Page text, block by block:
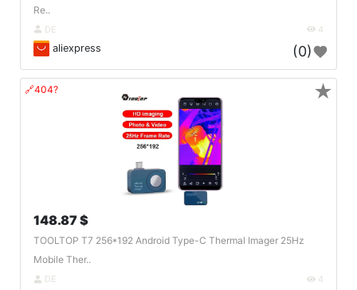
Re..
DE 4
aliexpress (0)
🔗404?
148.87 $
TOOLTOP T7 256*192 Android Type-C Thermal Imager 25Hz
Mobile Ther..
DE 4
★